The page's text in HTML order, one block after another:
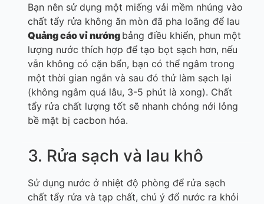
Bạn nên sử dụng một miếng vải mềm nhúng vào
chất tẩy rửa không ăn mòn đã pha loãng để lau
Quảng cáovỉ nướng bảng điều khiển, phun một
lượng nước thích hợp để tạo bọt sạch hơn, nếu
vẫn không có cặn bẩn, bạn có thể ngâm trong
một thời gian ngắn và sau đó thử làm sạch lại
(không ngâm quá lâu, 3-5 phút là xong). Chất
tẩy rửa chất lượng tốt sẽ nhanh chóng nới lỏng
bề mặt bị cacbon hóa.
3. Rửa sạch và lau khô
Sử dụng nước ở nhiệt độ phòng để rửa sạch
chất tẩy rửa và tạp chất, chú ý đổ nước ra khỏi